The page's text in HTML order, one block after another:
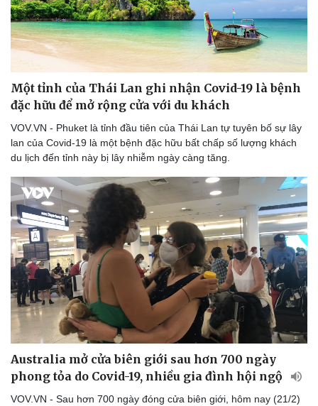
Lịch thi đấu bóng đá
Thế giới thể thao
eSports
Hậu trường
Xe máy
Tư vấn
Một tỉnh của Thái Lan ghi nhận Covid-19 là bệnh
đặc hữu để mở rộng cửa với du khách
VOV.VN - Phuket là tỉnh đầu tiên của Thái Lan tự tuyên bố sự lây
lan của Covid-19 là một bệnh đặc hữu bất chấp số lượng khách
du lịch đến tỉnh này bị lây nhiễm ngày càng tăng.
Australia mở cửa biên giới sau hơn 700 ngày
phong tỏa do Covid-19, nhiều gia đình hội ngộ
VOV.VN - Sau hơn 700 ngày đóng cửa biên giới, hôm nay (21/2)